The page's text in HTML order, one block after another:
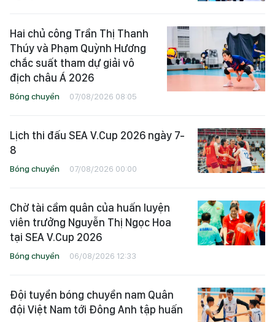
Hai chủ công Trần Thị Thanh
Thúy và Phạm Quỳnh Hương
chắc suất tham dự giải vô
địch châu Á 2026
Bóng chuyền 07/08/2026 08:05
Lịch thi đấu SEA V.Cup 2026 ngày 7-
8
Bóng chuyền 07/08/2026 00:00
Chờ tài cầm quân của huấn luyện
viên trưởng Nguyễn Thị Ngọc Hoa
tại SEA V.Cup 2026
Bóng chuyền 06/08/2026 12:33
Đội tuyển bóng chuyền nam Quân
đội Việt Nam tới Đông Anh tập huấn